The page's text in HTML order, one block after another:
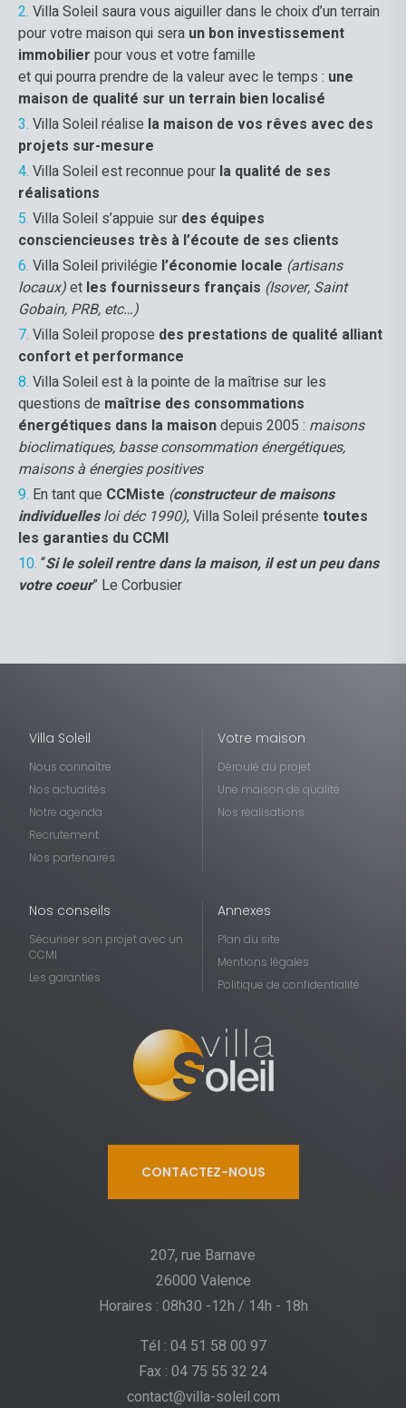
Villa Soleil saura vous aiguiller dans le choix d’un terrain
pour votre maison qui sera un bon investissement
immobilier pour vous et votre famille
et qui pourra prendre de la valeur avec le temps : une
maison de qualité sur un terrain bien localisé
Villa Soleil réalise la maison de vos rêves avec des
projets sur-mesure
Villa Soleil est reconnue pour la qualité de ses
réalisations
Villa Soleil s’appuie sur des équipes
consciencieuses très à l’écoute de ses clients
Villa Soleil privilégie l’économie locale (artisans
locaux)et les fournisseurs français (Isover, Saint
Gobain, PRB, etc…)
Villa Soleil propose des prestations de qualité alliant
confort et performance
Villa Soleil est à la pointe de la maîtrise sur les
questions de maîtrise des consommations
énergétiques dans la maisondepuis 2005 : maisons
bioclimatiques, basse consommation énergétiques,
maisons à énergies positives
En tant que CCMiste (constructeur de maisons
individuellesloi déc 1990), Villa Soleil présente toutes
les garanties du CCMI
“Si le soleil rentre dans la maison, il est un peu dans
votre coeur” Le Corbusier
Villa Soleil
Nous connaître
Nos actualités
Notre agenda
Recrutement
Nos partenaires
Votre maison
Déroulé du projet
Une maison de qualité
Nos réalisations
Nos conseils
Sécuriser son projet avec un
CCMI
Les garanties
Annexes
Plan du site
Mentions légales
Politique de confidentialité
CONTACTEZ-NOUS
207, rue Barnave
26000 Valence
Horaires : 08h30 -12h / 14h - 18h
Tél : 04 51 58 00 97
Fax : 04 75 55 32 24
contact@villa-soleil.com